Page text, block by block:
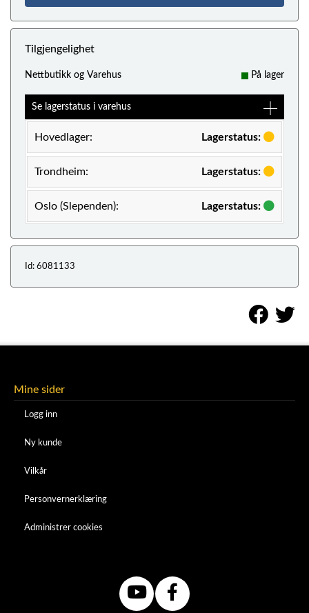
Tilgjengelighet
Nettbutikk og Varehus På lager
Se lagerstatus i varehus
Hovedlager: Lagerstatus:
Trondheim: Lagerstatus:
Oslo (Slependen): Lagerstatus:
Id: 6081133
Mine sider
Logg inn
Ny kunde
Vilkår
Personvernerklæring
Administrer cookies